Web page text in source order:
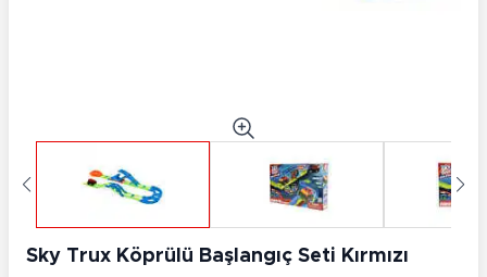
Sky Trux Köprülü Başlangıç Seti Kırmızı